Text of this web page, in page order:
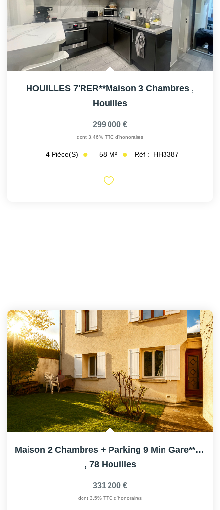
HOUILLES 7'RER**Maison 3 Chambres ,
Houilles
299 000 €
dont 3,46% TTC d'honoraires
4 Pièce(s) 58 M² Réf : HH3387
Maison 2 Chambres + Parking 9 Min Gare** HOUILLES
, 78 Houilles
331 200 €
dont 3,5% TTC d'honoraires